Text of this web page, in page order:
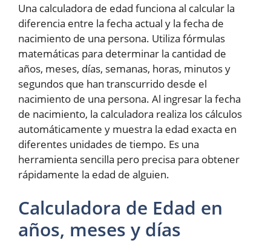
Una calculadora de edad funciona al calcular la
diferencia entre la fecha actual y la fecha de
nacimiento de una persona. Utiliza fórmulas
matemáticas para determinar la cantidad de
años, meses, días, semanas, horas, minutos y
segundos que han transcurrido desde el
nacimiento de una persona. Al ingresar la fecha
de nacimiento, la calculadora realiza los cálculos
automáticamente y muestra la edad exacta en
diferentes unidades de tiempo. Es una
herramienta sencilla pero precisa para obtener
rápidamente la edad de alguien.
Calculadora de Edad en
años, meses y días